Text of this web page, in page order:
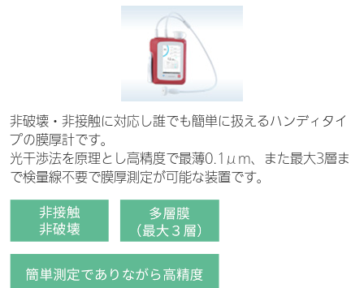
非破壊・非接触に対応し誰でも簡単に扱えるハンディタイ
プの膜厚計です。
光干渉法を原理とし高精度で最薄0.1μm、また最大3層ま
で検量線不要で膜厚測定が可能な装置です。